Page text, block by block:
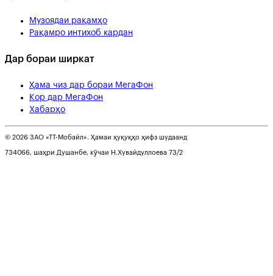
Музоядаи рақамҳо
Рақамро интихоб кардан
Дар бораи ширкат
Ҳама чиз дар бораи МегаФон
Кор дар МегаФон
Хабарҳо
© 2026 ЗАО «ТТ-Мобайл». Ҳамаи ҳуқуқҳо ҳифз шудаанд
734066, шаҳри Душанбе, кӯчаи Н.Хувайдуллоева 73/2